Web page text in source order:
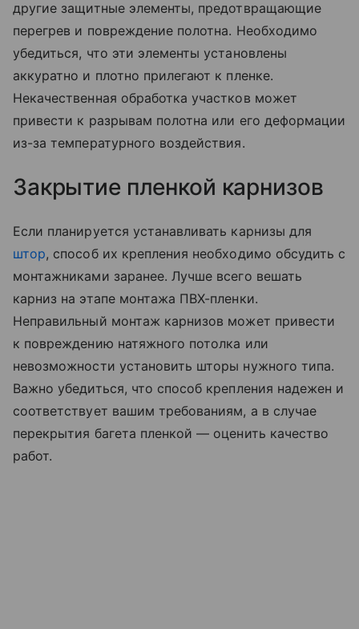
другие защитные элементы, предотвращающие
перегрев и повреждение полотна. Необходимо
убедиться, что эти элементы установлены
аккуратно и плотно прилегают к пленке.
Некачественная обработка участков может
привести к разрывам полотна или его деформации
из-за температурного воздействия.
Закрытие пленкой карнизов
Если планируется устанавливать карнизы для
штор, способ их крепления необходимо обсудить с
монтажниками заранее. Лучше всего вешать
карниз на этапе монтажа ПВХ-пленки.
Неправильный монтаж карнизов может привести
к повреждению натяжного потолка или
невозможности установить шторы нужного типа.
Важно убедиться, что способ крепления надежен и
соответствует вашим требованиям, а в случае
перекрытия багета пленкой — оценить качество
работ.